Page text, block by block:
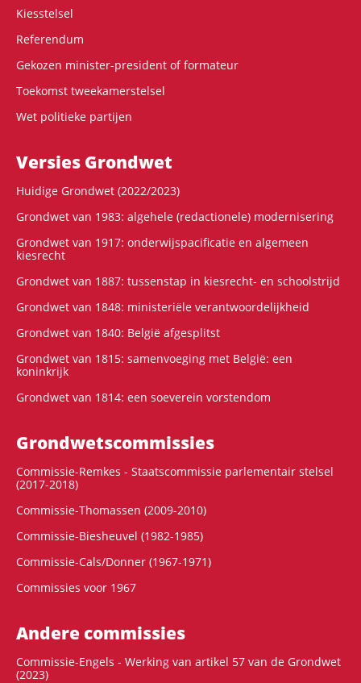
Kiesstelsel
Referendum
Gekozen minister-president of formateur
Toekomst tweekamerstelsel
Wet politieke partijen
Versies Grondwet
Huidige Grondwet (2022/2023)
Grondwet van 1983: algehele (redactionele) modernisering
Grondwet van 1917: onderwijspacificatie en algemeen
kiesrecht
Grondwet van 1887: tussenstap in kiesrecht- en schoolstrijd
Grondwet van 1848: ministeriële verantwoordelijkheid
Grondwet van 1840: België afgesplitst
Grondwet van 1815: samenvoeging met België: een
koninkrijk
Grondwet van 1814: een soeverein vorstendom
Grondwets­commissies
Commissie-Remkes - Staatscommissie parlementair stelsel
(2017-2018)
Commissie-Thomassen (2009-2010)
Commissie-Biesheuvel (1982-1985)
Commissie-Cals/Donner (1967-1971)
Commissies voor 1967
Andere commissies
Commissie-Engels - Werking van artikel 57 van de Grondwet
(2023)